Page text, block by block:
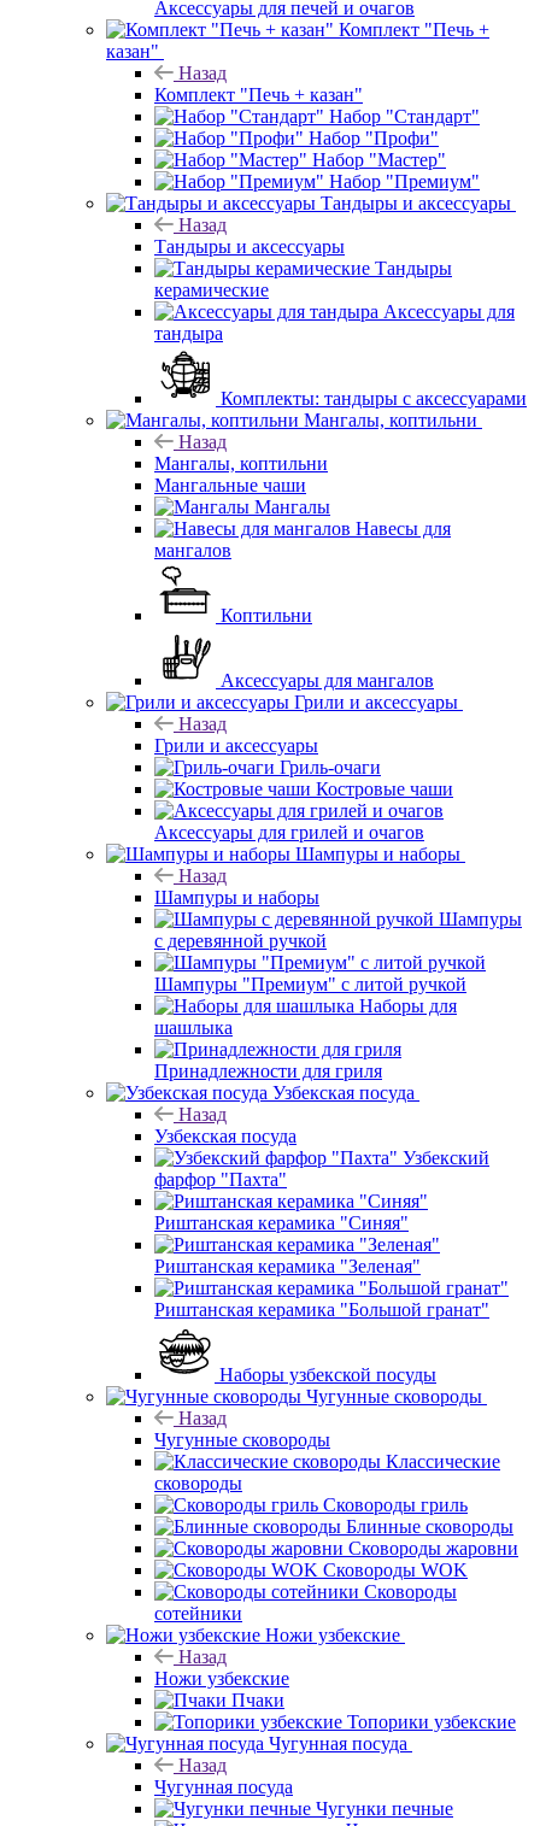
Аксессуары для печей и очагов
Комплект "Печь +
казан"
Назад
Комплект "Печь + казан"
Набор "Стандарт"
Набор "Профи"
Набор "Мастер"
Набор "Премиум"
Тандыры и аксессуары
Назад
Тандыры и аксессуары
Тандыры
керамические
Аксессуары для
тандыра
Комплекты: тандыры с аксессуарами
Мангалы, коптильни
Назад
Мангалы, коптильни
Мангальные чаши
Мангалы
Навесы для
мангалов
Коптильни
Аксессуары для мангалов
Грили и аксессуары
Назад
Грили и аксессуары
Гриль-очаги
Костровые чаши
Аксессуары для грилей и очагов
Шампуры и наборы
Назад
Шампуры и наборы
Шампуры
с деревянной ручкой
Шампуры "Премиум" с литой ручкой
Наборы для
шашлыка
Принадлежности для гриля
Узбекская посуда
Назад
Узбекская посуда
Узбекский
фарфор "Пахта"
Риштанская керамика "Синяя"
Риштанская керамика "Зеленая"
Риштанская керамика "Большой гранат"
Наборы узбекской посуды
Чугунные сковороды
Назад
Чугунные сковороды
Классические
сковороды
Сковороды гриль
Блинные сковороды
Сковороды жаровни
Сковороды WOK
Сковороды
сотейники
Ножи узбекские
Назад
Ножи узбекские
Пчаки
Топорики узбекские
Чугунная посуда
Назад
Чугунная посуда
Чугунки печные